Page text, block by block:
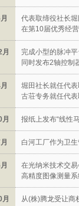
代表取缔役社长
在第10届优秀经
完成小型的脉冲平
同时发布2轴控制
堀田社长就任代
古荘专务就任代
报纸上发布“线性
白河工厂作为卫
在光纳米技术交
高精度图像测量系
从(株)腾龙受让商